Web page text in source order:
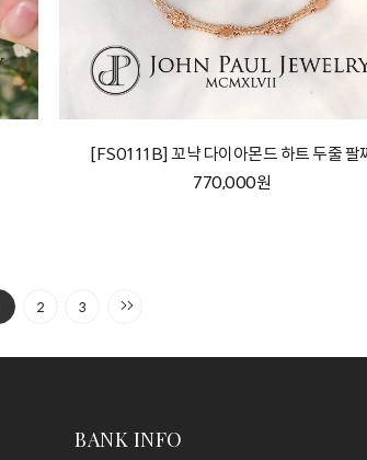
[FS0111B] 꼬냑 다이아몬드 하트 두줄 팔
770,000원
2 3
BANK INFO